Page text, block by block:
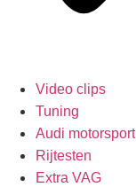
Video clips
Tuning
Audi motorsport
Rijtesten
Extra VAG